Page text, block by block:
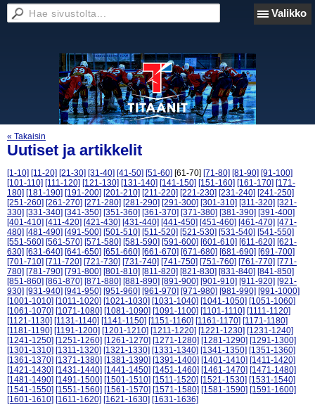
Valikko
« Takaisin
Uutiset ja artikkelit
[1-10] [11-20] [21-30] [31-40] [41-50] [51-60] [61-70] [71-80] [81-90] [91-100]
[101-110] [111-120] [121-130] [131-140] [141-150] [151-160] [161-170] [171-
180] [181-190] [191-200] [201-210] [211-220] [221-230] [231-240] [241-250]
[251-260] [261-270] [271-280] [281-290] [291-300] [301-310] [311-320] [321-
330] [331-340] [341-350] [351-360] [361-370] [371-380] [381-390] [391-400]
[401-410] [411-420] [421-430] [431-440] [441-450] [451-460] [461-470] [471-
480] [481-490] [491-500] [501-510] [511-520] [521-530] [531-540] [541-550]
[551-560] [561-570] [571-580] [581-590] [591-600] [601-610] [611-620] [621-
630] [631-640] [641-650] [651-660] [661-670] [671-680] [681-690] [691-700]
[701-710] [711-720] [721-730] [731-740] [741-750] [751-760] [761-770] [771-
780] [781-790] [791-800] [801-810] [811-820] [821-830] [831-840] [841-850]
[851-860] [861-870] [871-880] [881-890] [891-900] [901-910] [911-920] [921-
930] [931-940] [941-950] [951-960] [961-970] [971-980] [981-990] [991-1000]
[1001-1010] [1011-1020] [1021-1030] [1031-1040] [1041-1050] [1051-1060]
[1061-1070] [1071-1080] [1081-1090] [1091-1100] [1101-1110] [1111-1120]
[1121-1130] [1131-1140] [1141-1150] [1151-1160] [1161-1170] [1171-1180]
[1181-1190] [1191-1200] [1201-1210] [1211-1220] [1221-1230] [1231-1240]
[1241-1250] [1251-1260] [1261-1270] [1271-1280] [1281-1290] [1291-1300]
[1301-1310] [1311-1320] [1321-1330] [1331-1340] [1341-1350] [1351-1360]
[1361-1370] [1371-1380] [1381-1390] [1391-1400] [1401-1410] [1411-1420]
[1421-1430] [1431-1440] [1441-1450] [1451-1460] [1461-1470] [1471-1480]
[1481-1490] [1491-1500] [1501-1510] [1511-1520] [1521-1530] [1531-1540]
[1541-1550] [1551-1560] [1561-1570] [1571-1580] [1581-1590] [1591-1600]
[1601-1610] [1611-1620] [1621-1630] [1631-1636]